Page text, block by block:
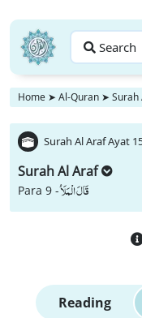
Search
Home ➤ Al-Quran ➤ Surah
Surah Al Araf Ayat
Surah Al Araf
Para 9 -قَالَ الْمَلَاُ
Reading